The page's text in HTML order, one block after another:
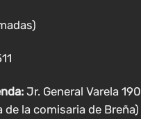
Jr. General Varela
de la comisaria de Breña)